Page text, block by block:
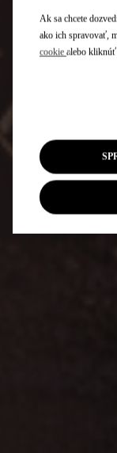
Ak sa chcete
ako ich spravovať,
cookie alebo kliknúť